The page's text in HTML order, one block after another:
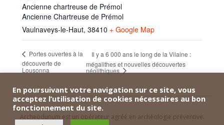
Ancienne chartreuse de Prémol
Ancienne Chartreuse de Prémol
Vaulnaveys-le-Haut, 38410 + Google Map
Portes ouvertes à la
découverte de
Lousonna
Il y a 6 000 ans le long de la Vilaine :
mégalithes et nouvelles découvertes
néolithiques
Archeodunum est un opérateur agréé en archéologie préventive.
En poursuivant votre navigation sur ce site, vous
acceptez l’utilisation de cookies nécessaires au bon
fonctionnement du site.